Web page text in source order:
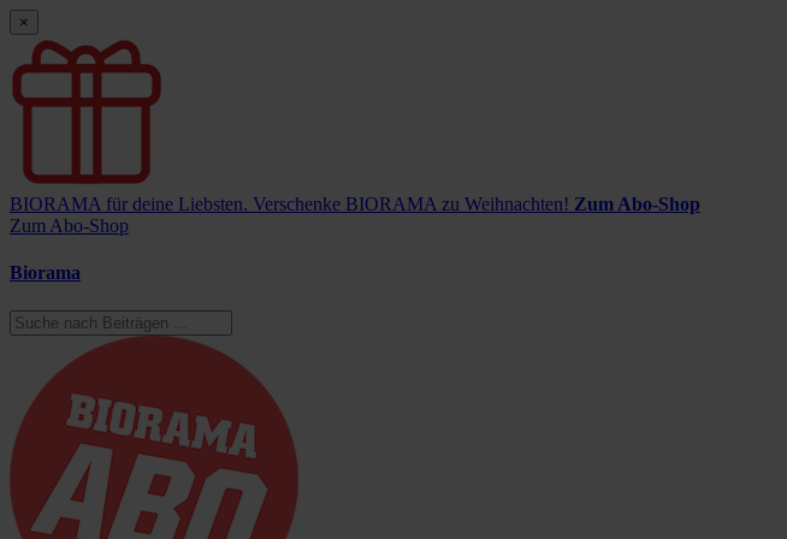
×
BIORAMA für deine Liebsten. Verschenke BIORAMA zu Weihnachten! Zum Abo-Shop
Zum Abo-Shop
Biorama